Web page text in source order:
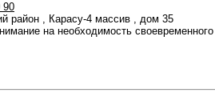
90
район , Карасу-4 массив , дом 35
на необходимость